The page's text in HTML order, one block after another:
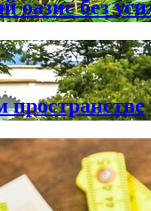
оазис без